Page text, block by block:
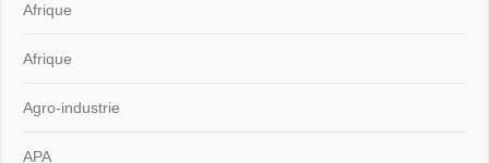
Afrique
Afrique
Agro-industrie
APA